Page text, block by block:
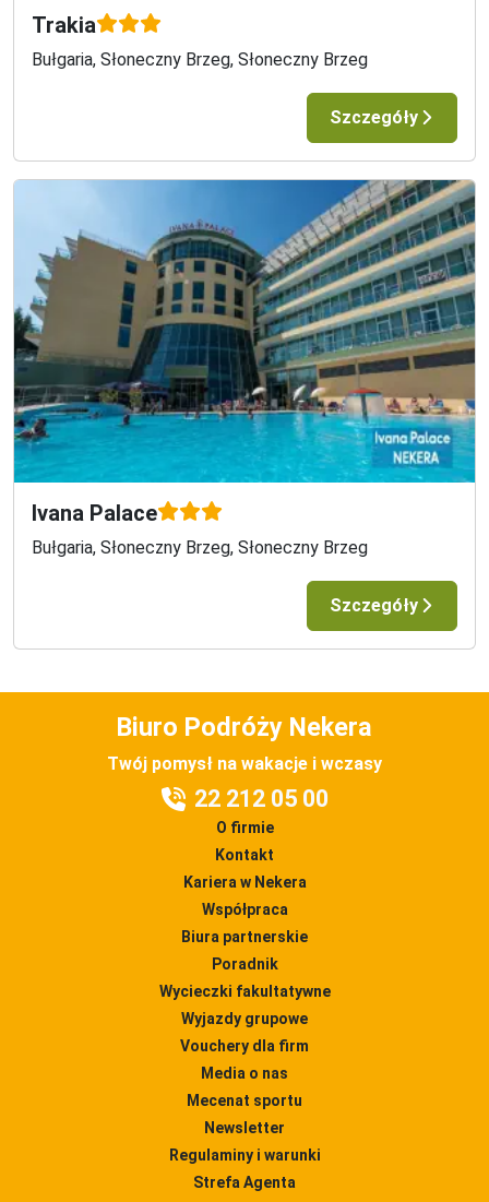
Trakia
Bułgaria, Słoneczny Brzeg, Słoneczny Brzeg
Szczegóły
Ivana Palace
Bułgaria, Słoneczny Brzeg, Słoneczny Brzeg
Szczegóły
Biuro Podróży Nekera
Twój pomysł na wakacje i wczasy
22 212 05 00
O firmie
Kontakt
Kariera w Nekera
Współpraca
Biura partnerskie
Poradnik
Wycieczki fakultatywne
Wyjazdy grupowe
Vouchery dla firm
Media o nas
Mecenat sportu
Newsletter
Regulaminy i warunki
Strefa Agenta